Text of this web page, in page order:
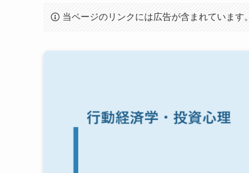
当ページのリンクには広告が含まれています。